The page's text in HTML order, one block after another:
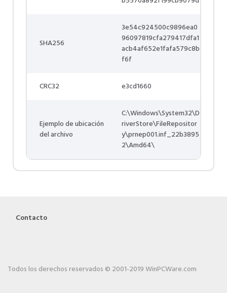
SHA256
3e54c924500c9896ea0
96097819cfa279417dfa1
acb4af652e1fafa579c8b
f6f
CRC32 e3cd1660
Ejemplo de ubicación
del archivo
C:\Windows\System32\D
riverStore\FileRepositor
y\prnep001.inf_22b3895
2\Amd64\
Contacto
Todos los derechos reservados © 2001-2019 WinPCWare.com